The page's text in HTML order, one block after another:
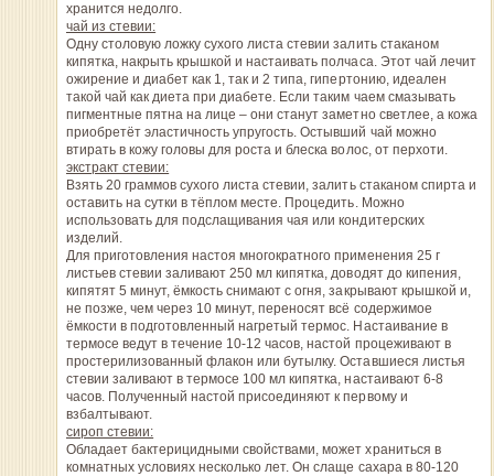
хранится недолго.
чай из стевии:
Одну столовую ложку сухого листа стевии залить стаканом
кипятка, накрыть крышкой и настаивать полчаса. Этот чай лечит
ожирение и диабет как 1, так и 2 типа, гипертонию, идеален
такой чай как диета при диабете. Если таким чаем смазывать
пигментные пятна на лице – они станут заметно светлее, а кожа
приобретёт эластичность упругость. Остывший чай можно
втирать в кожу головы для роста и блеска волос, от перхоти.
экстракт стевии:
Взять 20 граммов сухого листа стевии, залить стаканом спирта и
оставить на сутки в тёплом месте. Процедить. Можно
использовать для подслащивания чая или кондитерских
изделий.
Для приготовления настоя многократного применения 25 г
листьев стевии заливают 250 мл кипятка, доводят до кипения,
кипятят 5 минут, ёмкость снимают с огня, закрывают крышкой и,
не позже, чем через 10 минут, переносят всё содержимое
ёмкости в подготовленный нагретый термос. Настаивание в
термосе ведут в течение 10-12 часов, настой процеживают в
простерилизованный флакон или бутылку. Оставшиеся листья
стевии заливают в термосе 100 мл кипятка, настаивают 6-8
часов. Полученный настой присоединяют к первому и
взбалтывают.
сироп стевии:
Обладает бактерицидными свойствами, может храниться в
комнатных условиях несколько лет. Он слаще сахара в 80-120